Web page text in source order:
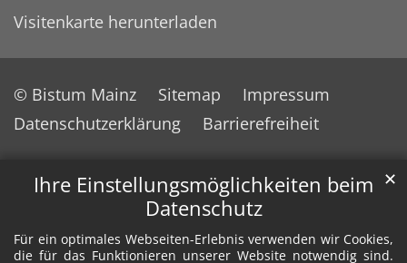
Ihre Einstellungsmöglichkeiten beim
Datenschutz
Für ein optimales Webseiten-Erlebnis verwenden wir Cookies,
die für das Funktionieren unserer Website notwendig sind.
✕
Visitenkarte herunterladen
© Bistum Mainz Sitemap
Impressum
Datenschutzerklärung
Barrierefreiheit